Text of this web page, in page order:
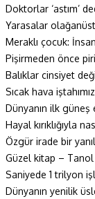
Doktorlar ‘astım’
Yarasalar
Meraklı çocuk:
Pişirmeden önce
Balıklar cinsiyet
Sıcak hava
Dünyanın ilk güneş
Hayal kırıklığıyla
Özgür irade bir
Güzel kitap –
Saniyede 1 trilyon
Dünyanın yenilik